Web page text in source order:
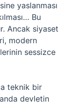
yaslanması
Bu
Ancak siyaset
modern
sessizce
teknik bir
devletin